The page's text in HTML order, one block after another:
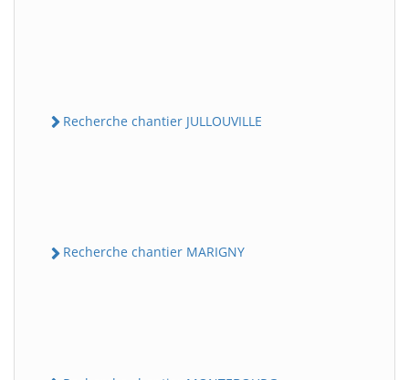
Recherche chantier JULLOUVILLE
Recherche chantier MARIGNY